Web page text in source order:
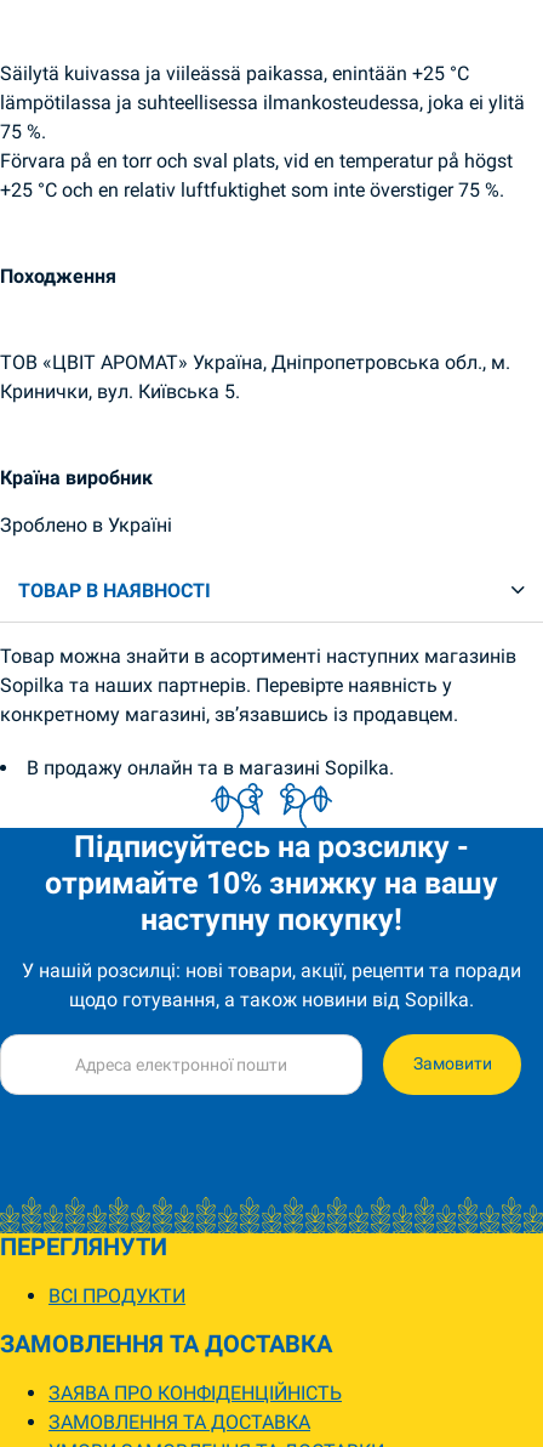
Säilytä kuivassa ja viileässä paikassa, enintään +25 °C
lämpötilassa ja suhteellisessa ilmankosteudessa, joka ei ylitä
75 %.
Förvara på en torr och sval plats, vid en temperatur på högst
+25 °C och en relativ luftfuktighet som inte överstiger 75 %.
Походження
ТОВ «ЦВІТ АРОМАТ» Україна, Дніпропетровська обл., м.
Кринички, вул. Київська 5.
Країна виробник
Зроблено в Україні
ТОВАР В НАЯВНОСТІ
Товар можна знайти в асортименті наступних магазинів
Sopilka та наших партнерів. Перевірте наявність у
конкретному магазині, зв’язавшись із продавцем.
В продажу онлайн та в магазині Sopilka.
Підписуйтесь на розсилку -
отримайте 10% знижку на вашу
наступну покупку!
У нашій розсилці: нові товари, акції, рецепти та поради
щодо готування, а також новини від Sopilka.
Замовити
ПЕРЕГЛЯНУТИ
ВСІ ПРОДУКТИ
ЗАМОВЛЕННЯ ТА ДОСТАВКА
ЗАЯВА ПРО КОНФІДЕНЦІЙНІСТЬ
ЗАМОВЛЕННЯ ТА ДОСТАВКА